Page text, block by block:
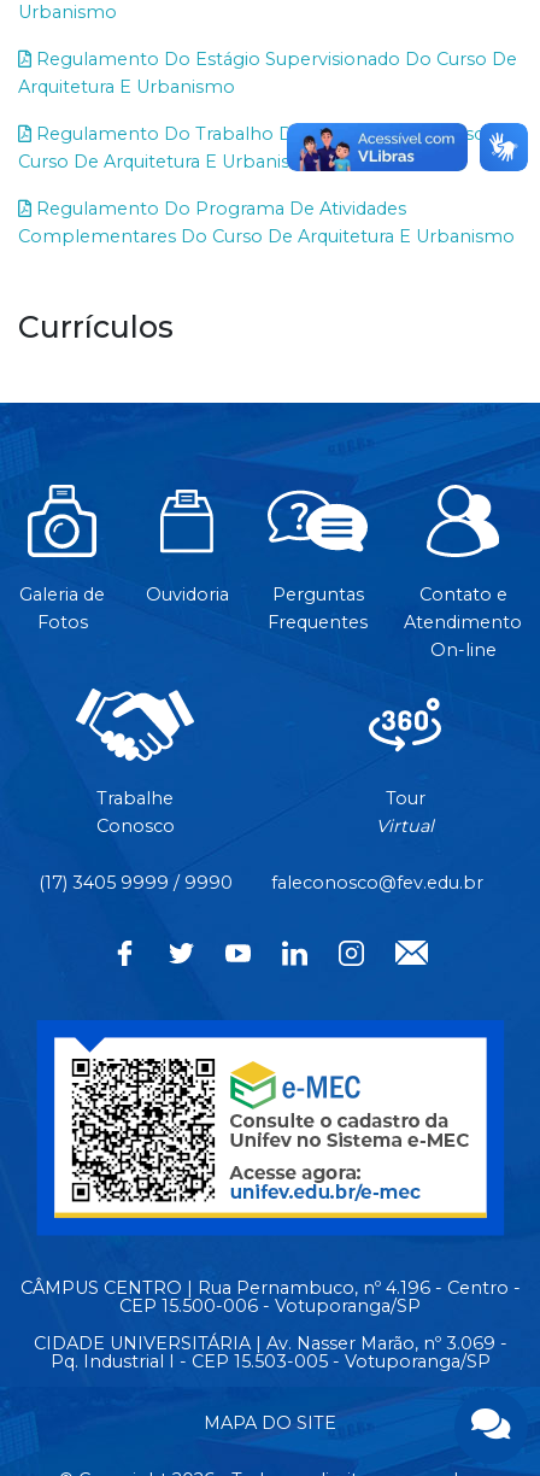
Urbanismo
Regulamento Do Estágio Supervisionado Do Curso De
Arquitetura E Urbanismo
Regulamento Do Trabalho De Conclusão De Curso Do
Curso De Arquitetura E Urbanismo
Regulamento Do Programa De Atividades
Complementares Do Curso De Arquitetura E Urbanismo
Currículos
Galeria de
Fotos
Ouvidoria
Perguntas
Frequentes
Contato e
Atendimento
On-line
Trabalhe
Conosco
Tour
Virtual
(17) 3405 9999 / 9990 faleconosco@fev.edu.br
CÂMPUS CENTRO | Rua Pernambuco, nº 4.196 - Centro -
CEP 15.500-006 - Votuporanga/SP
CIDADE UNIVERSITÁRIA | Av. Nasser Marão, nº 3.069 -
Pq. Industrial I - CEP 15.503-005 - Votuporanga/SP
MAPA DO SITE